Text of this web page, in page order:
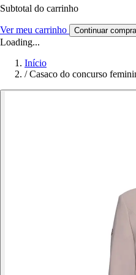
Subtotal do carrinho
Ver meu carrinho Continuar
Loading...
Início
/ Casaco do concurso